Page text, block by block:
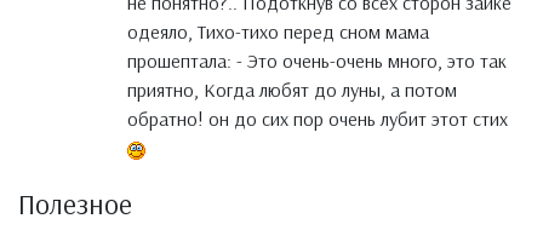
одеяло, Тихо-тихо перед сном мама
прошептала: - Это очень-очень много, это так
приятно, Когда любят до луны, а потом
обратно! он до сих пор очень лубит этот стих
Полезное